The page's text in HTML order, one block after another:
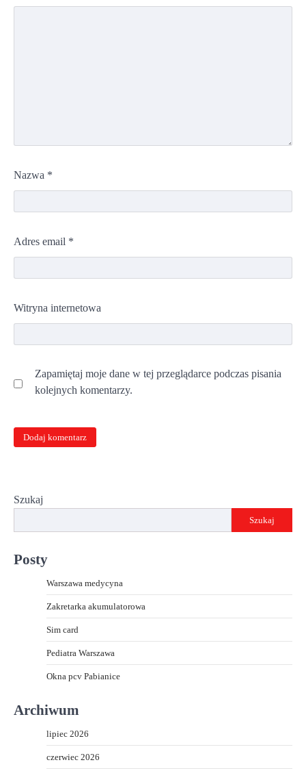
Nazwa *
Adres email *
Witryna internetowa
Zapamiętaj moje dane w tej przeglądarce podczas pisania
kolejnych komentarzy.
Szukaj
Szukaj
Posty
Warszawa medycyna
Zakretarka akumulatorowa
Sim card
Pediatra Warszawa
Okna pcv Pabianice
Archiwum
lipiec 2026
czerwiec 2026